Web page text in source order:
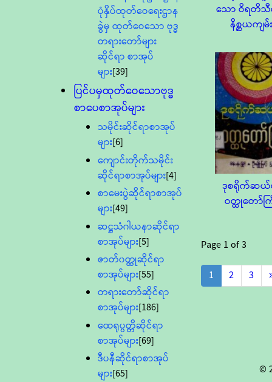
ပုံနှိပ်ထုတ်ဝေရေးဌာန
ခွဲမှ ထုတ်ဝေသော ဗုဒ္ဓ
တရားတော်များ
ဆိုင်ရာ စာအုပ်
များ[39]
ပြင်ပမှထုတ်ဝေသောဗုဒ္ဓ
စာပေစာအုပ်များ
သမိုင်းဆိုင်ရာစာအုပ်
များ[6]
ကျောင်းတိုက်သမိုင်း
ဆိုင်ရာစာအုပ်များ[4]
စာမေးပွဲဆိုင်ရာစာအုပ်
များ[49]
ဆဋ္ဌသံဂါယနာဆိုင်ရာ
စာအုပ်များ[5]
ဇာတ်၀တ္ထုဆိုင်ရာ
စာအုပ်များ[55]
တရားတော်ဆိုင်ရာ
စာအုပ်များ[186]
ထေရုပ္ပတ္တိဆိုင်ရာ
စာအုပ်များ[69]
ဒီပနီဆိုင်ရာစာအုပ်
များ[65]
သော ဝိရတိ
နိစ္ဆယကျမ်
ဒုစရိုက်ဆယ်ပ
ဝတ္ထုတော်က
Page1 of3
1
2 3
©